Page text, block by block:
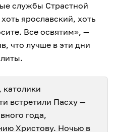
службы Страстной
ярославский, хоть
Все освятим», —
что лучше в эти дни
католики
встретили Пасху —
года,
Христову. Ночью в